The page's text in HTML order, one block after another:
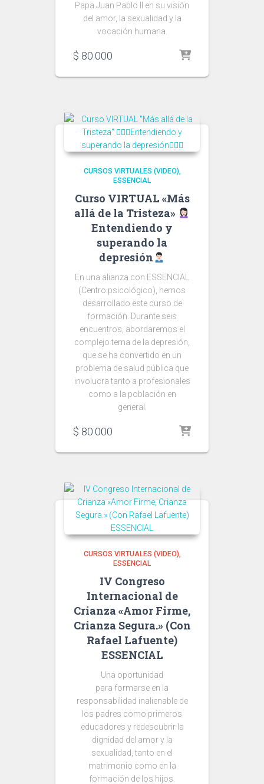
Papa Juan Pablo II en su visión
del amor, la sexualidad y la
vocación humana.
$ 80.000
CURSOS VIRTUALES (VIDEO)
ESSENCIAL
Curso VIRTUAL «Más
allá de la Tristeza»
Entendiendo y
superando la
depresión
En una alianza con ESSENCIAL
(Centro psicológico), hemos
desarrollado este curso de
formación. Durante seis
encuentros, abordaremos el
complejo tema de la depresión,
que se ha convertido en un
problema de salud pública que
involucra tanto a profesionales
como a la población en
general.
$ 80.000
CURSOS VIRTUALES (VIDEO)
ESSENCIAL
IV Congreso
Internacional de
Crianza «Amor Firme,
Crianza Segura.» (Con
Rafael Lafuente)
ESSENCIAL
Una oportunidad
para formarse en la
responsabilidad inalienable de
los padres como primeros
educadores y redescubrir la
dignidad del amor y la
sexualidad, tanto en el
matrimonio como en la
formación de los hijos.